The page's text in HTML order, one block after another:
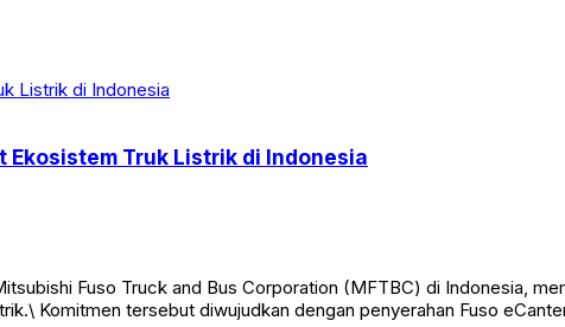
Truk Listrik di Indonesia
Fuso Truck and Bus Corporation (MFTBC) di Indonesia,
Komitmen tersebut diwujudkan dengan penyerahan Fuso